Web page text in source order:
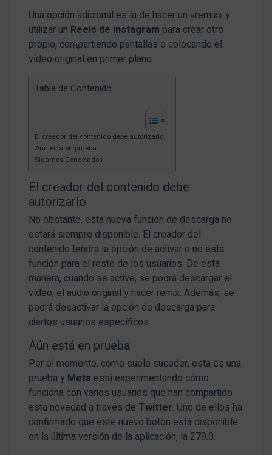
Una opción adicional es la de hacer un «remix» y
utilizar un Reels de Instagram para crear otro
propio, compartiendo pantallas o colocando el
vídeo original en primer plano.
Tabla de Contenido
El creador del contenido debe autorizarlo
Aún está en prueba
Sigamos Conectados
El creador del contenido debe
autorizarlo
No obstante, esta nueva función de descarga no
estará siempre disponible. El creador del
contenido tendrá la opción de activar o no esta
función para el resto de los usuarios. De esta
manera, cuando se active, se podrá descargar el
vídeo, el audio original y hacer remix. Además, se
podrá desactivar la opción de descarga para
ciertos usuarios específicos.
Aún está en prueba
Por el momento, como suele suceder, esta es una
prueba y Meta está experimentando cómo
funciona con varios usuarios que han compartido
esta novedad a través deTwitter. Uno de ellos ha
confirmado que este nuevo botón está disponible
en la última versión de la aplicación, la 279.0.